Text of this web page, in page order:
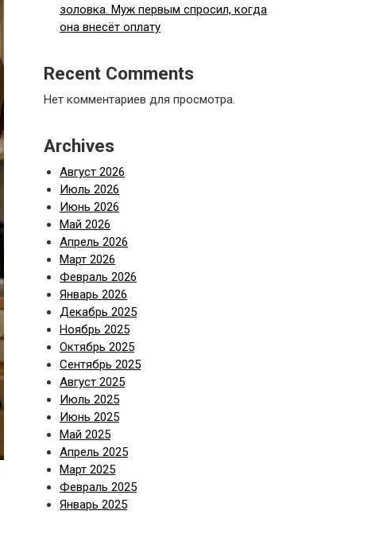
золовка. Муж первым спросил, когда
она внесёт оплату
Recent Comments
Нет комментариев для просмотра.
Archives
Август 2026
Июль 2026
Июнь 2026
Май 2026
Апрель 2026
Март 2026
Февраль 2026
Январь 2026
Декабрь 2025
Ноябрь 2025
Октябрь 2025
Сентябрь 2025
Август 2025
Июль 2025
Июнь 2025
Май 2025
Апрель 2025
Март 2025
Февраль 2025
Январь 2025